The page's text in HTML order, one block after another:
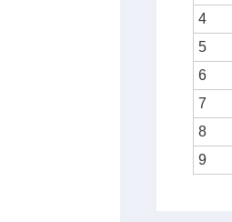
4
5
6
7
8
9